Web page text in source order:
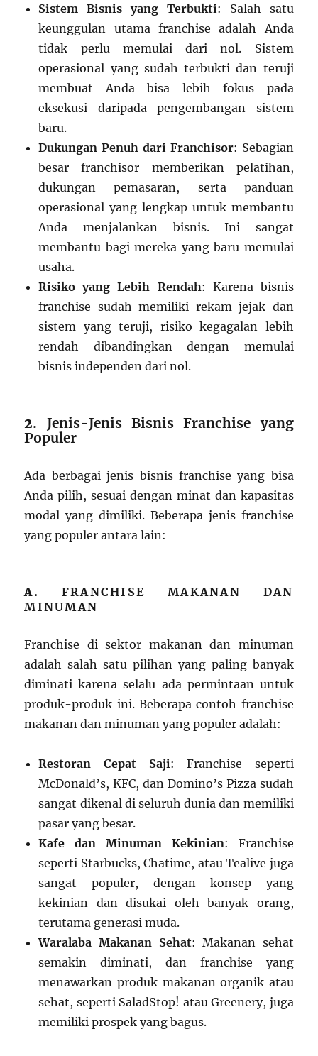
Sistem Bisnis yang Terbukti: Salah satu
keunggulan utama franchise adalah Anda
tidak perlu memulai dari nol. Sistem
operasional yang sudah terbukti dan teruji
membuat Anda bisa lebih fokus pada
eksekusi daripada pengembangan sistem
baru.
Dukungan Penuh dari Franchisor: Sebagian
besar franchisor memberikan pelatihan,
dukungan pemasaran, serta panduan
operasional yang lengkap untuk membantu
Anda menjalankan bisnis. Ini sangat
membantu bagi mereka yang baru memulai
usaha.
Risiko yang Lebih Rendah: Karena bisnis
franchise sudah memiliki rekam jejak dan
sistem yang teruji, risiko kegagalan lebih
rendah dibandingkan dengan memulai
bisnis independen dari nol.
2. Jenis-Jenis Bisnis Franchise yang
Populer
Ada berbagai jenis bisnis franchise yang bisa
Anda pilih, sesuai dengan minat dan kapasitas
modal yang dimiliki. Beberapa jenis franchise
yang populer antara lain:
A. FRANCHISE MAKANAN DAN
MINUMAN
Franchise di sektor makanan dan minuman
adalah salah satu pilihan yang paling banyak
diminati karena selalu ada permintaan untuk
produk-produk ini. Beberapa contoh franchise
makanan dan minuman yang populer adalah:
Restoran Cepat Saji: Franchise seperti
McDonald’s, KFC, dan Domino’s Pizza sudah
sangat dikenal di seluruh dunia dan memiliki
pasar yang besar.
Kafe dan Minuman Kekinian: Franchise
seperti Starbucks, Chatime, atau Tealive juga
sangat populer, dengan konsep yang
kekinian dan disukai oleh banyak orang,
terutama generasi muda.
Waralaba Makanan Sehat: Makanan sehat
semakin diminati, dan franchise yang
menawarkan produk makanan organik atau
sehat, seperti SaladStop! atau Greenery, juga
memiliki prospek yang bagus.